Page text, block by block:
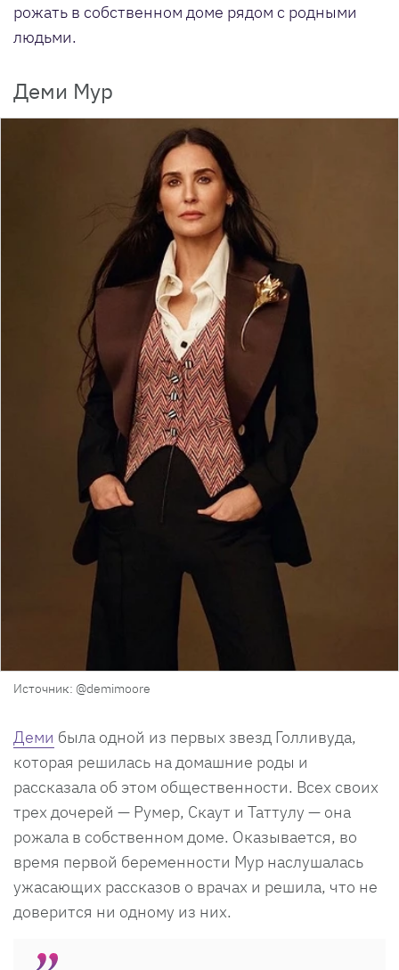
рожать в собственном доме рядом с родными
людьми.
Деми Мур
Источник: @demimoore
Деми была одной из первых звезд Голливуда,
которая решилась на домашние роды и
рассказала об этом общественности. Всех своих
трех дочерей — Румер, Скаут и Таттулу — она
рожала в собственном доме. Оказывается, во
время первой беременности Мур наслушалась
ужасающих рассказов о врачах и решила, что не
доверится ни одному из них.